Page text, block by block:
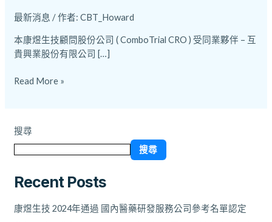
最新消息 / 作者: CBT_Howard
本康煜生技顧問股份公司 ( ComboTrial CRO ) 受同業夥伴 – 互
貴興業股份有限公司 […]
the
Device
Business
Read More »
搜尋
搜尋
Recent Posts
康煜生技 2024年通過 國內醫藥研發服務公司參考名單認定